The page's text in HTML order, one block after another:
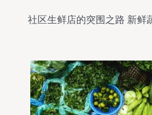
社区生鲜店的突围之路 新鲜